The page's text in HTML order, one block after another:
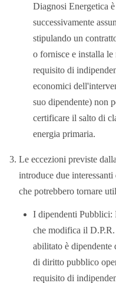
Diagnosi Energetica
successivamente
stipulando un
o fornisce e installa
requisito di
economici
suo dipendente) non
certificare il salto di
energia primaria.
Le eccezioni previste
introduce due
che potrebbero tornare
I dipendenti Pubblici:
che modifica il
abilitato è
di diritto pubblico
requisito di